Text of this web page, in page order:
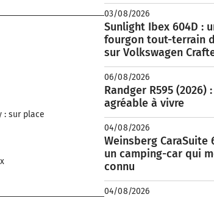
: sur place
03/08/2026
Sunlight Ibex 604D :
fourgon tout-terrain
sur Volkswagen
06/08/2026
Randger R595 (2026)
agréable à vivre
04/08/2026
Weinsberg CaraSuite
un camping-car qui
connu
04/08/2026